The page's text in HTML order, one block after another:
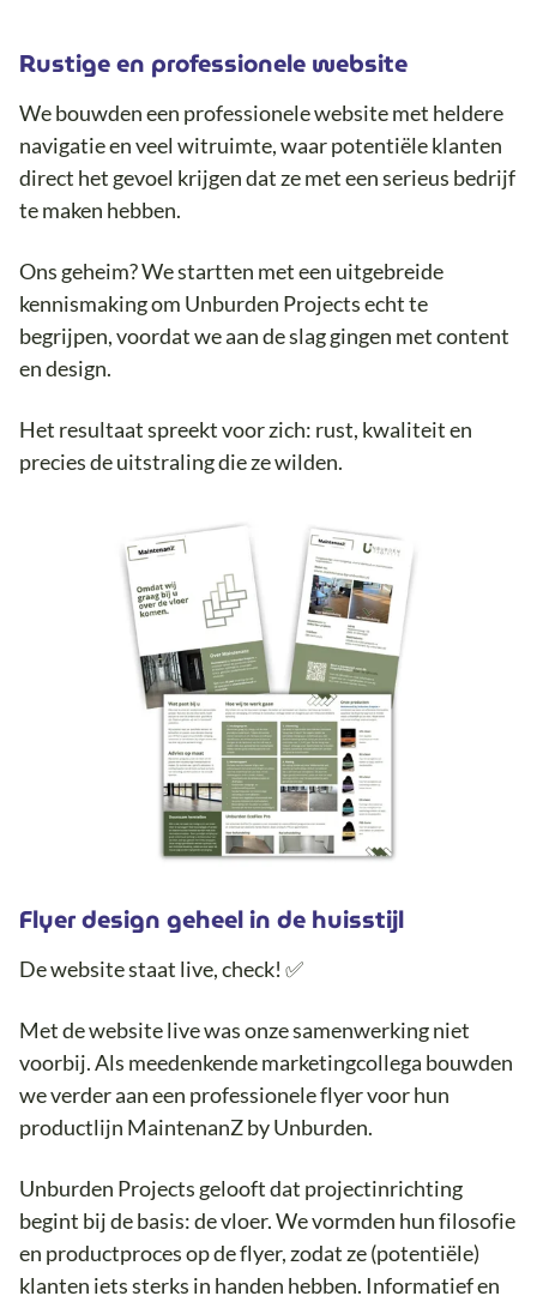
Rustige en professionele website
We bouwden een professionele website met heldere
navigatie en veel witruimte, waar potentiële klanten
direct het gevoel krijgen dat ze met een serieus bedrijf
te maken hebben.
Ons geheim? We startten met een uitgebreide
kennismaking om Unburden Projects echt te
begrijpen, voordat we aan de slag gingen met content
en design.
Het resultaat spreekt voor zich: rust, kwaliteit en
precies de uitstraling die ze wilden.
Flyer design geheel in de huisstijl
De website staat live, check! ✅
Met de website live was onze samenwerking niet
voorbij. Als meedenkende marketingcollega bouwden
we verder aan een professionele flyer voor hun
productlijn MaintenanZ by Unburden.
Unburden Projects gelooft dat projectinrichting
begint bij de basis: de vloer. We vormden hun filosofie
en productproces op de flyer, zodat ze (potentiële)
klanten iets sterks in handen hebben. Informatief en